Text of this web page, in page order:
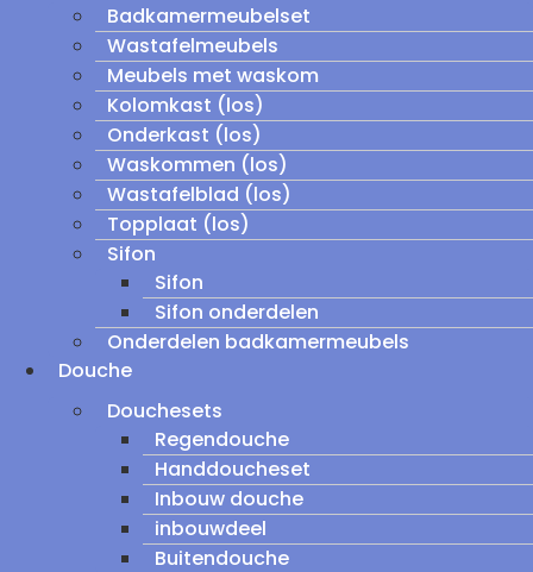
Badkamermeubelset
Wastafelmeubels
Meubels met waskom
Kolomkast (los)
Onderkast (los)
Waskommen (los)
Wastafelblad (los)
Topplaat (los)
Sifon
Sifon
Sifon onderdelen
Onderdelen badkamermeubels
Douche
Douchesets
Regendouche
Handdoucheset
Inbouw douche
inbouwdeel
Buitendouche